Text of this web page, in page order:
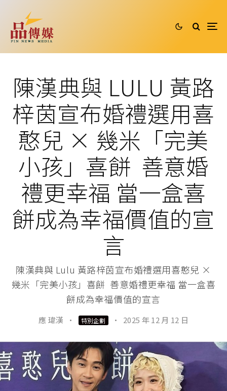
陳漢典與 LULU 黃路
梓茵宣布婚禮選用喜
憨兒 × 幾米「完美
小孩」喜餅 善意婚
禮更幸福 當一盒喜
餅成為幸福價值的宣
言
陳漢典與 Lulu 黃路梓茵宣布婚禮選用喜憨兒 ×
幾米「完美小孩」喜餅 善意婚禮更幸福 當一盒喜
餅成為幸福價值的宣言
應 瑋漢 · 特別企劃 · 2025 年 12 月 12 日